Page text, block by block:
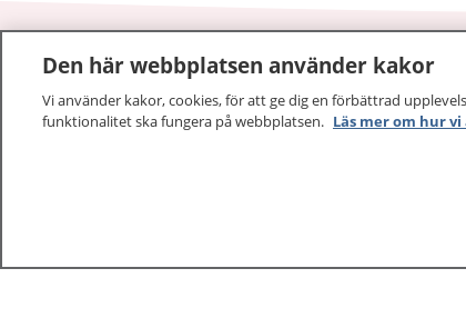
1177 –tryggt om din hälsa och
Den här webbplatsen använder kakor
Vi använder kakor, cookies, för att ge dig en förbättrad
funktionalitet ska fungera på webbplatsen. Läs mer om hur